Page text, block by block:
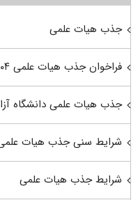
جذب هیات علمی
فراخوان جذب هیات علمی ۱۴۰۴
جذب هیات علمی دانشگاه
شرایط سنی جذب هیات
شرایط جذب هیات علمی